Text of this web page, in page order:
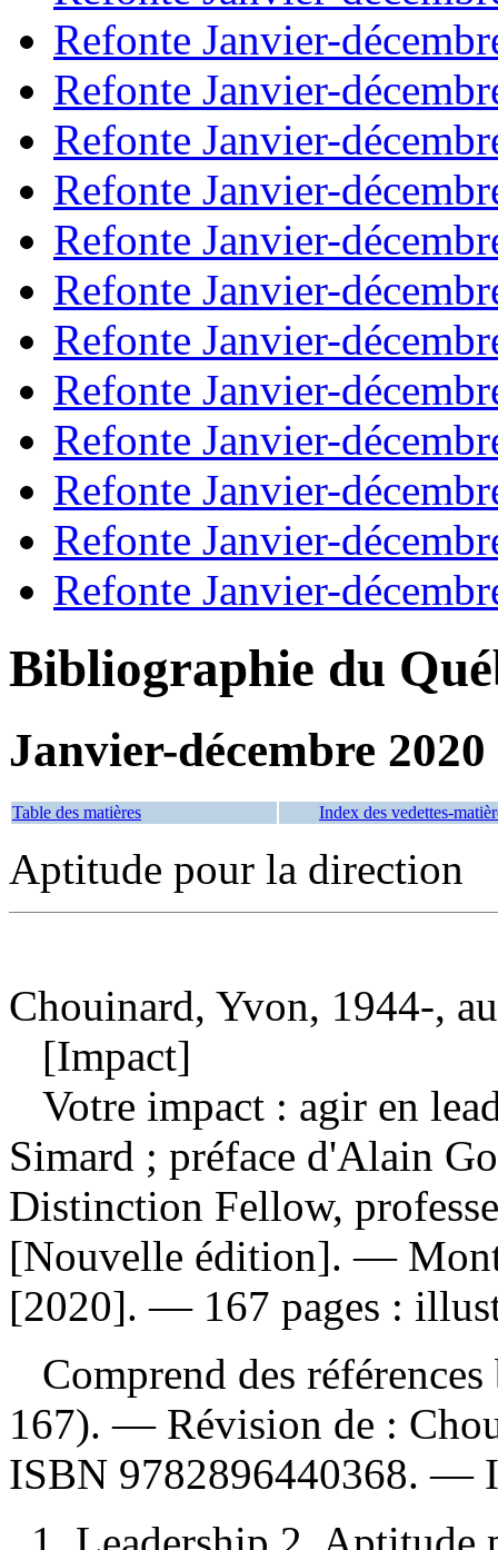
Refonte Janvier-
Refonte Janvier-
Refonte Janvier-
Refonte Janvier-
Refonte Janvier-
Refonte Janvier-
Refonte Janvier-
Refonte Janvier-
Refonte Janvier-
Refonte Janvier-
Refonte Janvier-
Refonte Janvier-
Bibliographie du
Janvier-décembre 2020
Table des matières Index des vedettes-
Aptitude pour la direction
Chouinard, Yvon, 1944-,
[Impact]
Votre impact : agir en
Simard ; préface d'Alain
Distinction Fellow,
[Nouvelle édition]. —
[2020]. — 167 pages :
Comprend des
167). — Révision de :
ISBN 9782896440368. —